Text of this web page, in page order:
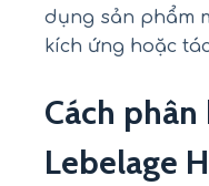
dụng sản phẩm
kích ứng hoặc
Cách
Lebelage